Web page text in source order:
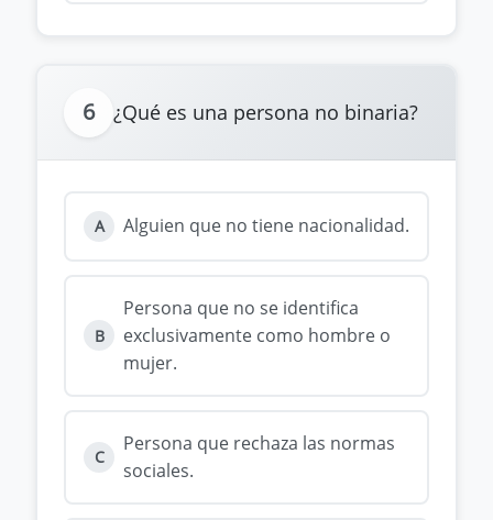
6 ¿Qué es una persona no binaria?
A Alguien que no tiene nacionalidad.
B
Persona que no se identifica
exclusivamente como hombre o
mujer.
C
Persona que rechaza las normas
sociales.